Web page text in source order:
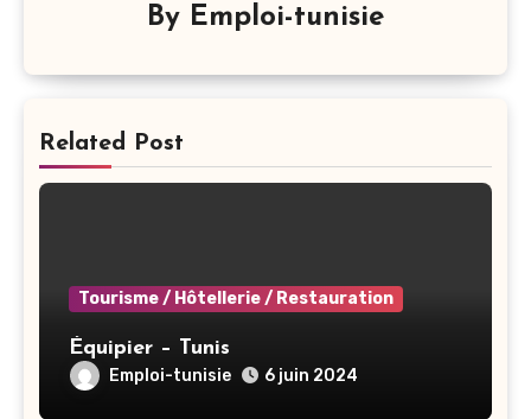
By Emploi-tunisie
Related Post
Tourisme / Hôtellerie / Restauration
Équipier – Tunis
Emploi-tunisie 6 juin 2024